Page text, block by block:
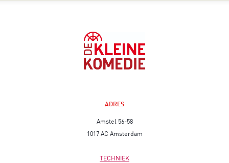
ADRES
Amstel 56-58
1017 AC Amsterdam
TECHNIEK